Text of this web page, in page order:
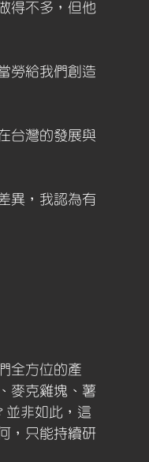
得不多，但他
勞給我們創造
台灣的發展與
異，我認為有
全方位的產
麥克雞塊、薯
並非如此，這
，只能持續研